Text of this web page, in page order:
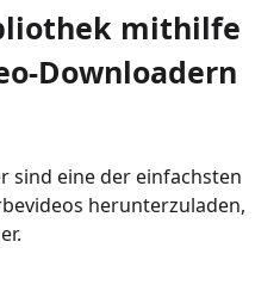
mithilfe
Downloadern
sind eine der einfachsten
herunterzuladen,